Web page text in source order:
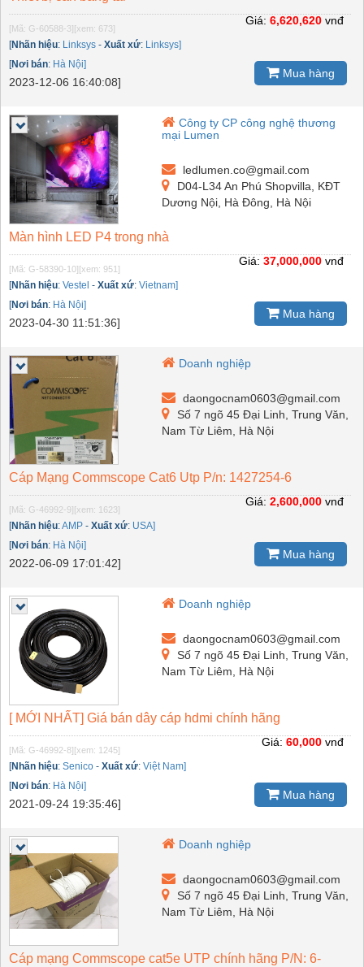
[Mã: G-60588-3] [xem: 673]
[Nhãn hiệu: Linksys - Xuất xứ: Linksys]
[Nơi bán: Hà Nội]
2023-12-06 16:40:08]
Giá: 6,620,620 vnđ
Mua hàng
Công ty CP công nghệ thương
mại Lumen
ledlumen.co@gmail.com
D04-L34 An Phú Shopvilla, KĐT
Dương Nội, Hà Đông, Hà Nội
Màn hình LED P4 trong nhà
[Mã: G-58390-10] [xem: 951]
[Nhãn hiệu: Vestel - Xuất xứ: Vietnam]
[Nơi bán: Hà Nội]
2023-04-30 11:51:36]
Giá: 37,000,000 vnđ
Mua hàng
Doanh nghiệp
daongocnam0603@gmail.com
Số 7 ngõ 45 Đại Linh, Trung Văn,
Nam Từ Liêm, Hà Nội
Cáp Mạng Commscope Cat6 Utp P/n: 1427254-6
[Mã: G-46992-9] [xem: 1623]
[Nhãn hiệu:AMP - Xuất xứ: USA]
[Nơi bán: Hà Nội]
2022-06-09 17:01:42]
Giá: 2,600,000 vnđ
Mua hàng
Doanh nghiệp
daongocnam0603@gmail.com
Số 7 ngõ 45 Đại Linh, Trung Văn,
Nam Từ Liêm, Hà Nội
[ MỚI NHẤT] Giá bán dây cáp hdmi chính hãng
[Mã: G-46992-8] [xem: 1245]
[Nhãn hiệu: Senico - Xuất xứ: Việt Nam]
[Nơi bán: Hà Nội]
2021-09-24 19:35:46]
Giá: 60,000 vnđ
Mua hàng
Doanh nghiệp
daongocnam0603@gmail.com
Số 7 ngõ 45 Đại Linh, Trung Văn,
Nam Từ Liêm, Hà Nội
Cáp mạng Commscope cat5e UTP chính hãng P/N: 6-